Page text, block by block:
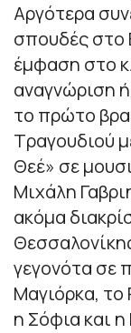
Αργότερα
σπουδές στο
έμφαση στο
αναγνώριση
το πρώτο
Τραγουδιού
Θεέ» σε
Μιχάλη
ακόμα
γεγονότα σε
Μαγιόρκα, το
η Σόφια και